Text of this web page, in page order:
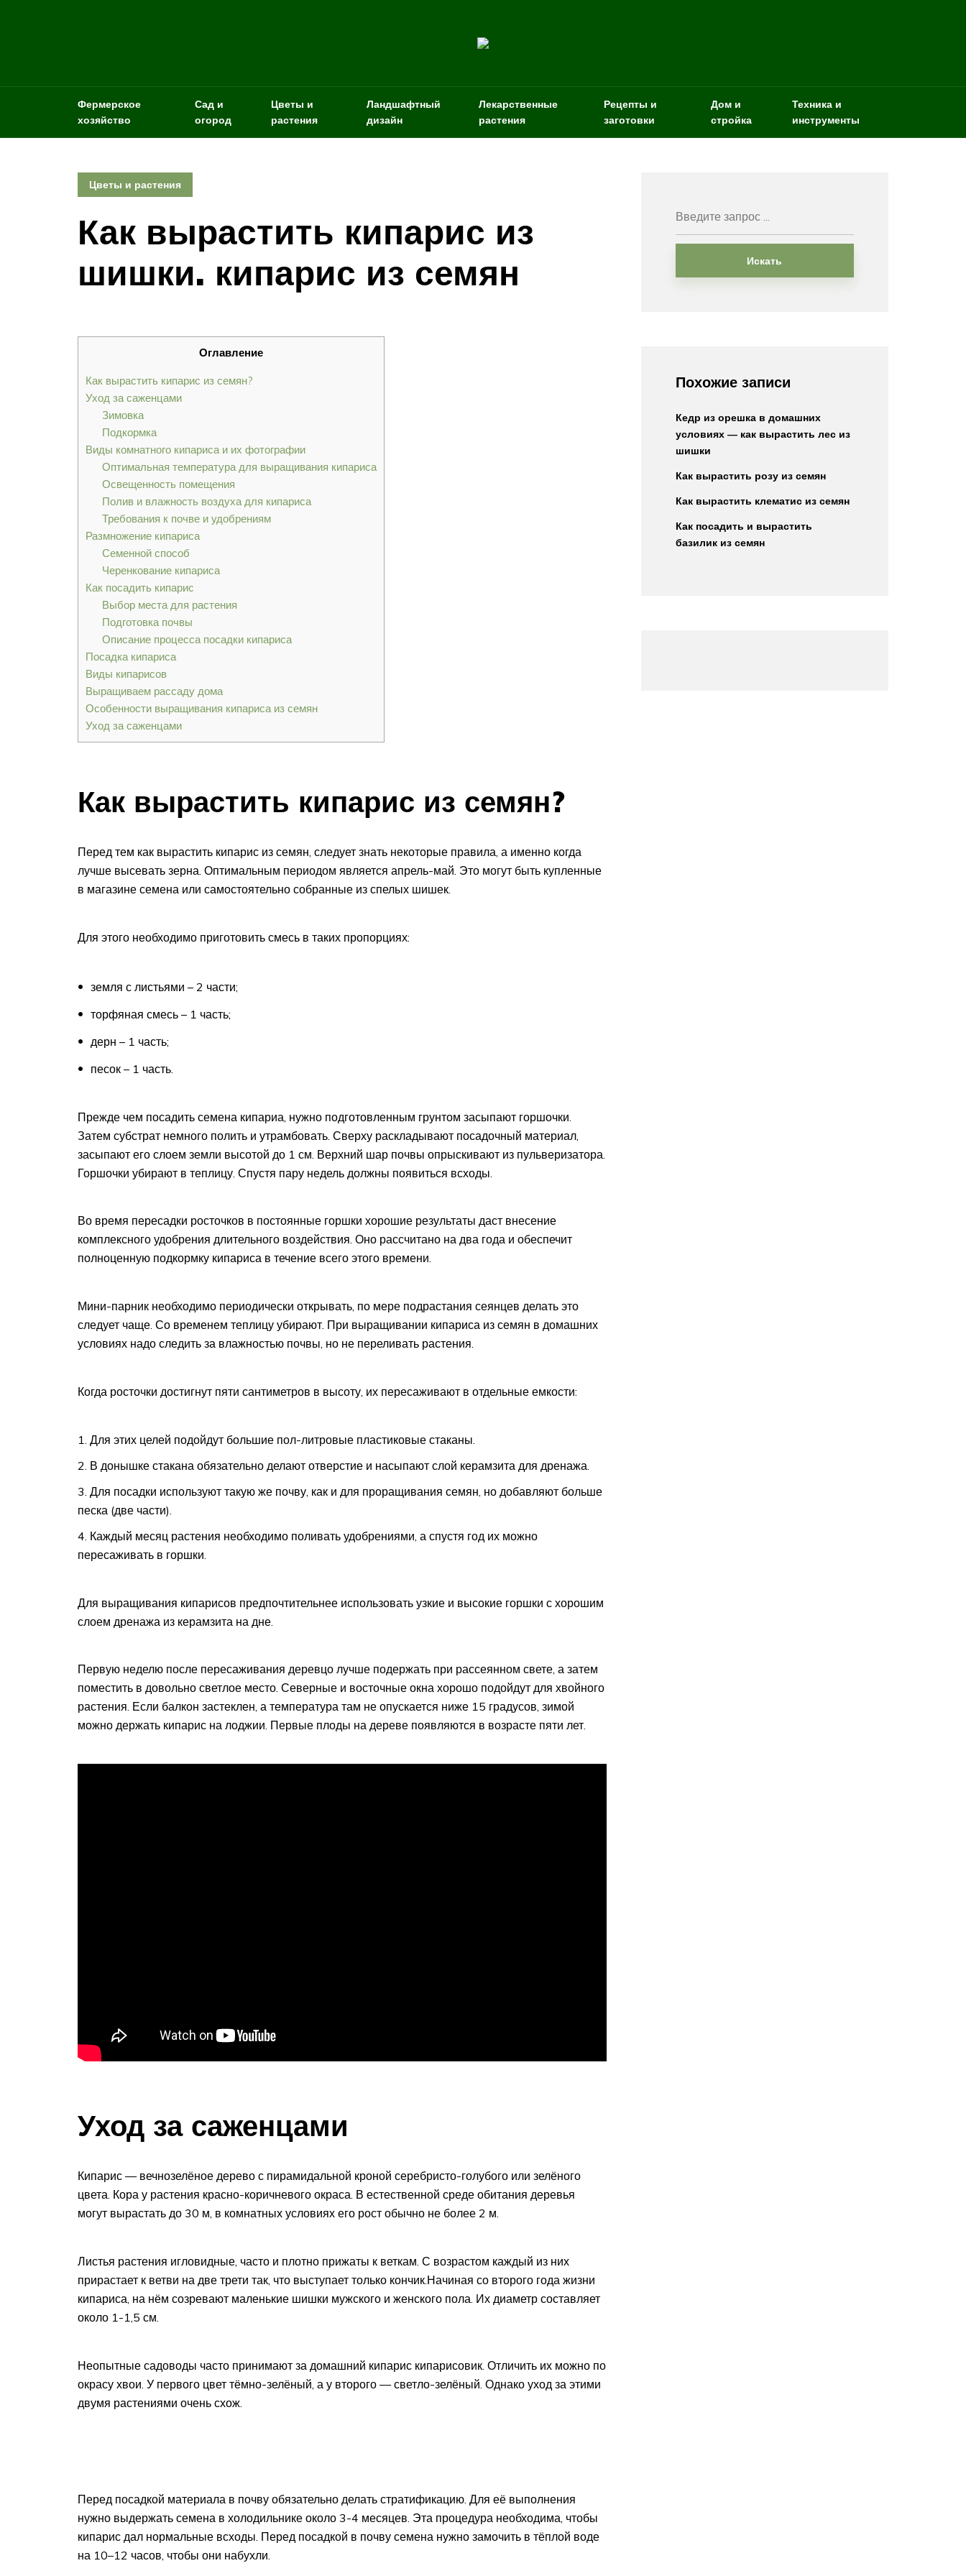
Фермерское
хозяйство
Сад и
огород
Цветы и
растения
Ландшафтный
дизайн
Лекарственные
растения
Рецепты и
заготовки
Дом и
стройка
Техника и
инструменты
Цветы и растения
Как вырастить кипарис из
шишки. кипарис из семян
Оглавление
Как вырастить кипарис из семян?
Уход за саженцами
Зимовка
Подкормка
Виды комнатного кипариса и их фотографии
Оптимальная температура для выращивания кипариса
Освещенность помещения
Полив и влажность воздуха для кипариса
Требования к почве и удобрениям
Размножение кипариса
Семенной способ
Черенкование кипариса
Как посадить кипарис
Выбор места для растения
Подготовка почвы
Описание процесса посадки кипариса
Посадка кипариса
Виды кипарисов
Выращиваем рассаду дома
Особенности выращивания кипариса из семян
Уход за саженцами
Как вырастить кипарис из семян?
Перед тем как вырастить кипарис из семян, следует знать некоторые правила, а именно когда
лучше высевать зерна. Оптимальным периодом является апрель-май. Это могут быть купленные
в магазине семена или самостоятельно собранные из спелых шишек.
Для этого необходимо приготовить смесь в таких пропорциях:
земля с листьями – 2 части;
торфяная смесь – 1 часть;
дерн – 1 часть;
песок – 1 часть.
Прежде чем посадить семена кипариа, нужно подготовленным грунтом засыпают горшочки.
Затем субстрат немного полить и утрамбовать. Сверху раскладывают посадочный материал,
засыпают его слоем земли высотой до 1 см. Верхний шар почвы опрыскивают из пульверизатора.
Горшочки убирают в теплицу. Спустя пару недель должны появиться всходы.
Во время пересадки росточков в постоянные горшки хорошие результаты даст внесение
комплексного удобрения длительного воздействия. Оно рассчитано на два года и обеспечит
полноценную подкормку кипариса в течение всего этого времени.
Мини-парник необходимо периодически открывать, по мере подрастания сеянцев делать это
следует чаще. Со временем теплицу убирают. При выращивании кипариса из семян в домашних
условиях надо следить за влажностью почвы, но не переливать растения.
Когда росточки достигнут пяти сантиметров в высоту, их пересаживают в отдельные емкости:
Для этих целей подойдут большие пол-литровые пластиковые стаканы.
В донышке стакана обязательно делают отверстие и насыпают слой керамзита для дренажа.
Для посадки используют такую же почву, как и для проращивания семян, но добавляют больше
песка (две части).
Каждый месяц растения необходимо поливать удобрениями, а спустя год их можно
пересаживать в горшки.
Для выращивания кипарисов предпочтительнее использовать узкие и высокие горшки с хорошим
слоем дренажа из керамзита на дне.
Первую неделю после пересаживания деревцо лучше подержать при рассеянном свете, а затем
поместить в довольно светлое место. Северные и восточные окна хорошо подойдут для хвойного
растения. Если балкон застеклен, а температура там не опускается ниже 15 градусов, зимой
можно держать кипарис на лоджии. Первые плоды на дереве появляются в возрасте пяти лет.
Уход за саженцами
Кипарис — вечнозелёное дерево с пирамидальной кроной серебристо-голубого или зелёного
цвета. Кора у растения красно-коричневого окраса. В естественной среде обитания деревья
могут вырастать до 30 м, в комнатных условиях его рост обычно не более 2 м.
Листья растения игловидные, часто и плотно прижаты к веткам. С возрастом каждый из них
прирастает к ветви на две трети так, что выступает только кончик.Начиная со второго года жизни
кипариса, на нём созревают маленькие шишки мужского и женского пола. Их диаметр составляет
около 1-1,5 см.
Неопытные садоводы часто принимают за домашний кипарис кипарисовик. Отличить их можно по
окрасу хвои. У первого цвет тёмно-зелёный, а у второго — светло-зелёный. Однако уход за этими
двумя растениями очень схож.
Перед посадкой материала в почву обязательно делать стратификацию. Для её выполнения
нужно выдержать семена в холодильнике около 3-4 месяцев. Эта процедура необходима, чтобы
кипарис дал нормальные всходы. Перед посадкой в почву семена нужно замочить в тёплой воде
на 10–12 часов, чтобы они набухли.
Искать
Похожие записи
Кедр из орешка в домашних
условиях — как вырастить лес из
шишки
Как вырастить розу из семян
Как вырастить клематис из семян
Как посадить и вырастить
базилик из семян